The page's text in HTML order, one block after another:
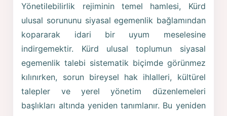
Yönetilebilirlik rejiminin temel hamlesi, Kürd
ulusal sorununu siyasal egemenlik bağlamından
kopararak idari bir uyum meselesine
indirgemektir. Kürd ulusal toplumun siyasal
egemenlik talebi sistematik biçimde görünmez
kılınırken, sorun bireysel hak ihlalleri, kültürel
talepler ve yerel yönetim düzenlemeleri
başlıkları altında yeniden tanımlanır. Bu yeniden